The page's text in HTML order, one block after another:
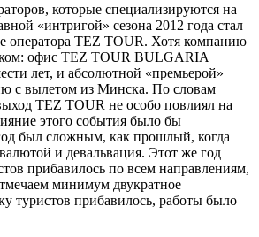
которые специализируются на
«интригой» сезона 2012 года стал
оператора TEZ TOUR. Хотя компанию
офис TEZ TOUR BULGARIA
лет, и абсолютной «премьерой»
с вылетом из Минска. По словам
TEZ TOUR не особо повлиял на
этого события было бы
был сложным, как прошлый, когда
и девальвация. Этот же год
прибавилось по всем направлениям,
минимум двукратное
туристов прибавилось, работы было